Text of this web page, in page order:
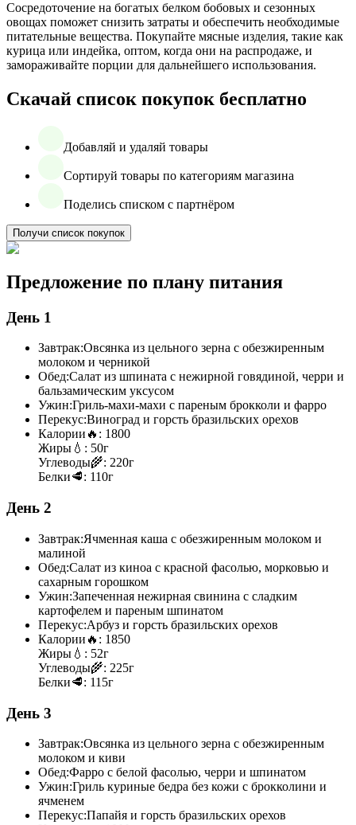
Сосредоточение на богатых белком бобовых и сезонных
овощах поможет снизить затраты и обеспечить необходимые
питательные вещества. Покупайте мясные изделия, такие как
курица или индейка, оптом, когда они на распродаже, и
замораживайте порции для дальнейшего использования.
Скачай список покупок бесплатно
Добавляй и удаляй товары
Сортируй товары по категориям магазина
Поделись списком с партнёром
Получи список покупок
Предложение по плану питания
День 1
Завтрак:Овсянка из цельного зерна с обезжиренным
молоком и черникой
Обед:Салат из шпината с нежирной говядиной, черри и
бальзамическим уксусом
Ужин:Гриль-махи-махи с пареным брокколи и фарро
Перекус:Виноград и горсть бразильских орехов
Калории 🔥: 1800
Жиры 💧: 50г
Углеводы🌾: 220г
Белки🥩: 110г
День 2
Завтрак:Ячменная каша с обезжиренным молоком и
малиной
Обед:Салат из киноа с красной фасолью, морковью и
сахарным горошком
Ужин:Запеченная нежирная свинина с сладким
картофелем и пареным шпинатом
Перекус:Арбуз и горсть бразильских орехов
Калории 🔥: 1850
Жиры 💧: 52г
Углеводы🌾: 225г
Белки🥩: 115г
День 3
Завтрак:Овсянка из цельного зерна с обезжиренным
молоком и киви
Обед:Фарро с белой фасолью, черри и шпинатом
Ужин:Гриль куриные бедра без кожи с брокколини и
ячменем
Перекус:Папайя и горсть бразильских орехов